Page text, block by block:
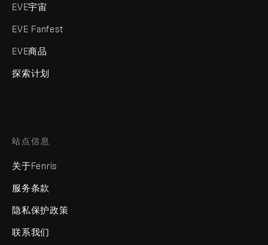
EVE宇宙
EVE Fanfest
EVE商品
探索计划
站点信息
关于Fenris
服务条款
隐私保护政策
联系我们